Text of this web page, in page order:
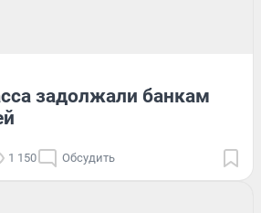
задолжали банкам
1 150 Обсудить